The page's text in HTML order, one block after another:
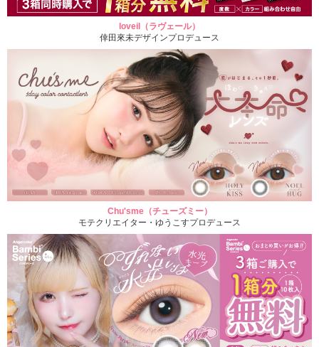
loveil（ラヴェール）
倖田來未デザインプロデュース
Chu'sme（チューズミー）
モテクリエイター・ゆうこすプロデュース